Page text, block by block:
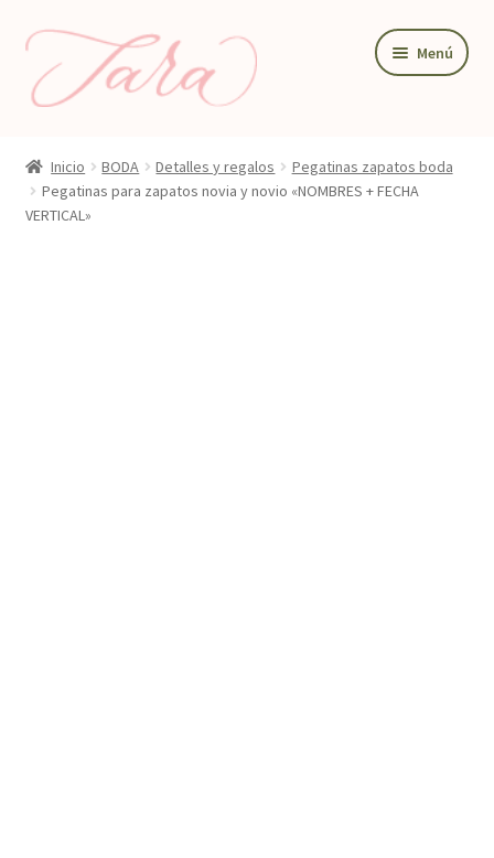
Ir
la
Ir
contenido
Menú
PAPELERIA DE BODA
DETALLES Y REGALOS
Inicio BODA Detalles y regalos
Pegatinas zapatos boda
Pegatinas para zapatos novia y novio «NOMBRES + FECHA
VERTICAL»